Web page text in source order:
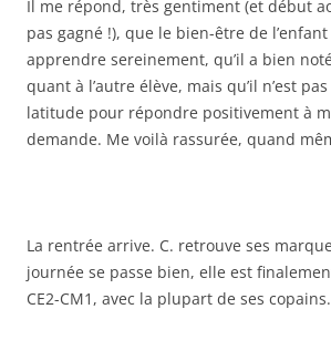
Il me répond, très gentiment (et début
pas gagné !), que le bien-être de
apprendre sereinement, qu’il a bien
quant à l’autre élève, mais qu’il n’est
latitude pour répondre positivement à
demande. Me voilà rassurée, quand
La rentrée arrive. C. retrouve ses
journée se passe bien, elle est
CE2-CM1, avec la plupart de ses